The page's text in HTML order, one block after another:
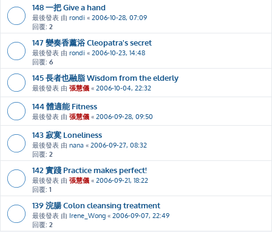
148 一把 Give a hand
最後發表 由 rondi « 2006-10-28, 07:09
回覆: 2
147 變奏香薰浴 Cleopatra's secret
最後發表 由 rondi « 2006-10-23, 14:48
回覆: 6
145 長者也融脂 Wisdom from the elderly
最後發表 由 張慧儀 « 2006-10-04, 22:32
144 體適能 Fitness
最後發表 由 張慧儀 « 2006-09-28, 09:50
143 寂寞 Loneliness
最後發表 由 nana « 2006-09-27, 08:32
回覆: 2
142 實踐 Practice makes perfect!
最後發表 由 張慧儀 « 2006-09-21, 18:22
回覆: 1
139 浣腸 Colon cleansing treatment
最後發表 由 Irene_Wong « 2006-09-07, 22:49
回覆: 2